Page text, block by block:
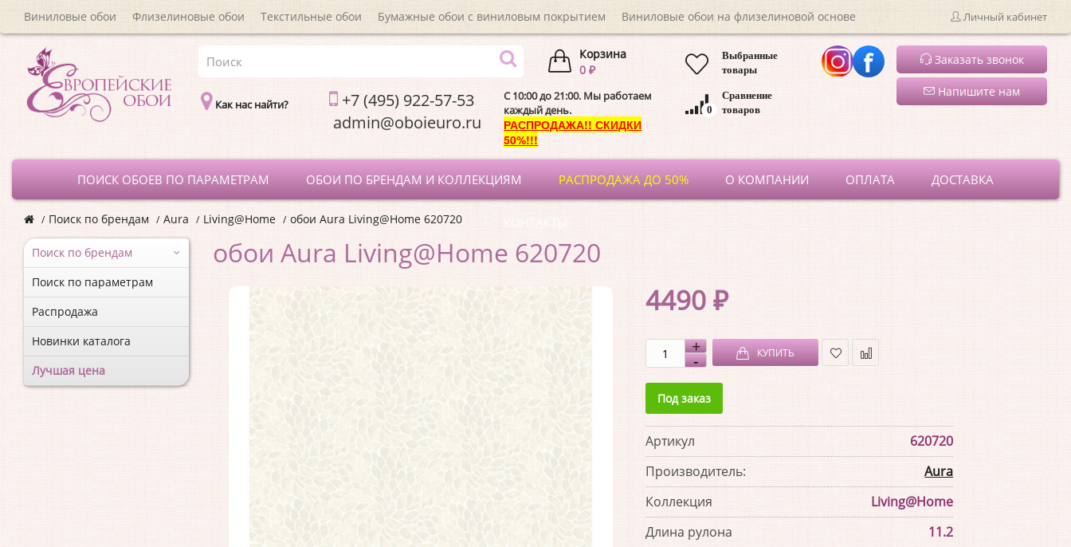
Виниловые обои Флизелиновые обои Текстильные обои Бумажные обои с виниловым покрытием Виниловые обои на флизелиновой основе Личный кабинет
Корзина
0 ₽
Как нас найти?
+7 (495) 922-57-53
admin@oboieuro.ru
C 10:00 до 21:00. Мы работаем
каждый день.
РАСПРОДАЖА!! СКИДКИ
50%!!!
Выбранные
товары
Сравнение
товаров
0
Заказать звонок
Напишите нам
ПОИСК ОБОЕВ ПО ПАРАМЕТРАМ ОБОИ ПО БРЕНДАМ И КОЛЛЕКЦИЯМ РАСПРОДАЖА ДО 50% О КОМПАНИИ ОПЛАТА ДОСТАВКА
КОНТАКТЫ
Поиск по брендам Aura Living@Home обои Aura Living@Home 620720
Поиск по брендам
Поиск по параметрам
Распродажа
Новинки каталога
Лучшая цена
обои Aura Living@Home 620720
4490 ₽
КУПИТЬ
Под заказ
Артикул
620720
Производитель:
Aura
Коллекция
Living@Home
Длина рулона
11.2